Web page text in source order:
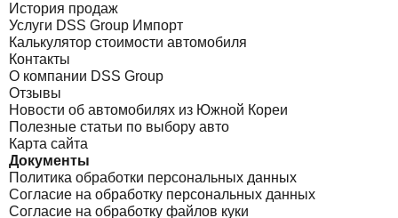
История продаж
Услуги DSS Group Импорт
Калькулятор стоимости автомобиля
Контакты
О компании DSS Group
Отзывы
Новости об автомобилях из Южной Кореи
Полезные статьи по выбору авто
Карта сайта
Документы
Политика обработки персональных данных
Согласие на обработку персональных данных
Согласие на обработку файлов куки